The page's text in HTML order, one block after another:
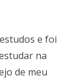
e foi
na
de meu